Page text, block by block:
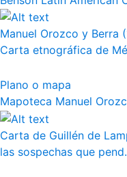
Manuel Orozco y Berra
Carta etnográfica de
Plano o mapa
Mapoteca Manuel
Carta de Guillén de
las sospechas que